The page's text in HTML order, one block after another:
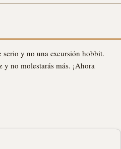
serio y no una excursión hobbit.
no molestarás más. ¡Ahora